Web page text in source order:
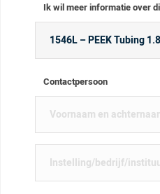
Ik wil meer informatie over
Contactpersoon